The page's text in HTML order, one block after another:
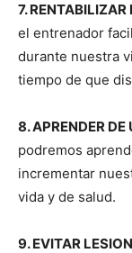
7. RENTABILIZAR
el entrenador
durante nuestra
tiempo de que
8. APRENDER
podremos
incrementar
vida y de salud.
9. EVITAR